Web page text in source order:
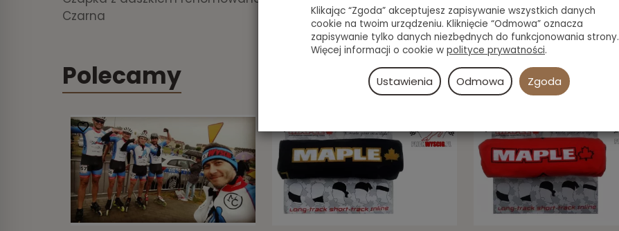
Czarna
Polecamy
Klikając “Zgoda” akceptujesz zapisywanie wszystkich danych
cookie na twoim urządzeniu. Kliknięcie “Odmowa” oznacza
zapisywanie tylko danych niezbędnych do funkcjonowania strony.
Więcej informacji o cookie w polityce prywatności.
Ustawienia Odmowa Zgoda